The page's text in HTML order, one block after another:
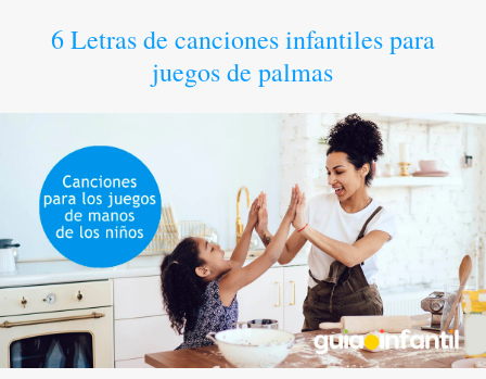
6 Letras de canciones infantiles para
juegos de palmas